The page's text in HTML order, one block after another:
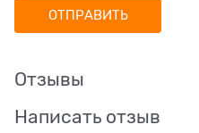
Отзывы
Написать отзыв